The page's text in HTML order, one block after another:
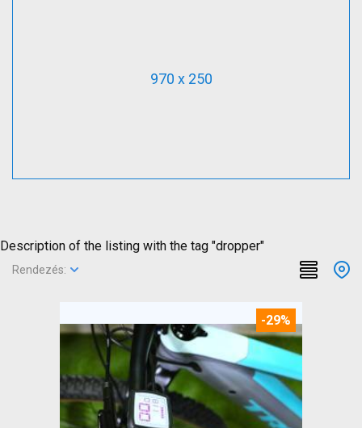
970 x 250
Description of the listing with the tag "dropper"
Rendezés:
-29%